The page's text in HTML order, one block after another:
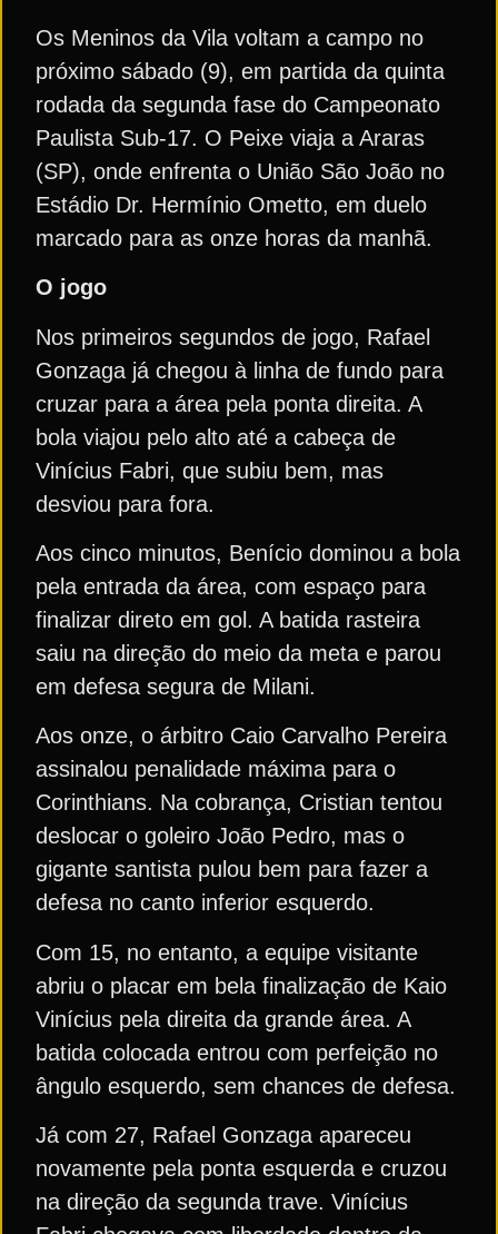
Os Meninos da Vila voltam a campo no
próximo sábado (9), em partida da quinta
rodada da segunda fase do Campeonato
Paulista Sub-17. O Peixe viaja a Araras
(SP), onde enfrenta o União São João no
Estádio Dr. Hermínio Ometto, em duelo
marcado para as onze horas da manhã.
O jogo
Nos primeiros segundos de jogo, Rafael
Gonzaga já chegou à linha de fundo para
cruzar para a área pela ponta direita. A
bola viajou pelo alto até a cabeça de
Vinícius Fabri, que subiu bem, mas
desviou para fora.
Aos cinco minutos, Benício dominou a bola
pela entrada da área, com espaço para
finalizar direto em gol. A batida rasteira
saiu na direção do meio da meta e parou
em defesa segura de Milani.
Aos onze, o árbitro Caio Carvalho Pereira
assinalou penalidade máxima para o
Corinthians. Na cobrança, Cristian tentou
deslocar o goleiro João Pedro, mas o
gigante santista pulou bem para fazer a
defesa no canto inferior esquerdo.
Com 15, no entanto, a equipe visitante
abriu o placar em bela finalização de Kaio
Vinícius pela direita da grande área. A
batida colocada entrou com perfeição no
ângulo esquerdo, sem chances de defesa.
Já com 27, Rafael Gonzaga apareceu
novamente pela ponta esquerda e cruzou
na direção da segunda trave. Vinícius